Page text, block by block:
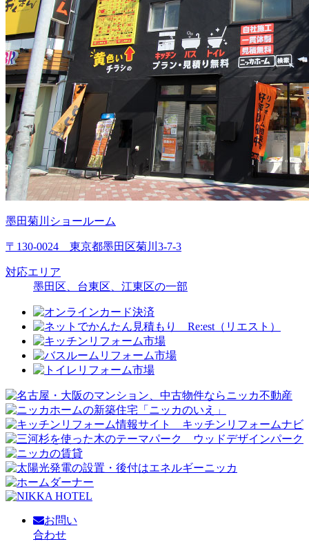
墨田菊川ショールーム
〒130-0024 東京都墨田区菊川3-7-3
対応エリア
墨田区、台東区、江東区の一部
お問い
合わせ